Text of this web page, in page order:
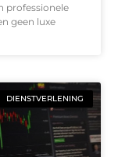
professionele
geen luxe
DIENSTVERLENING